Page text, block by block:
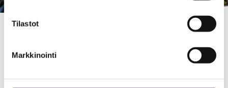
Tilastot
Markkinointi
kanava